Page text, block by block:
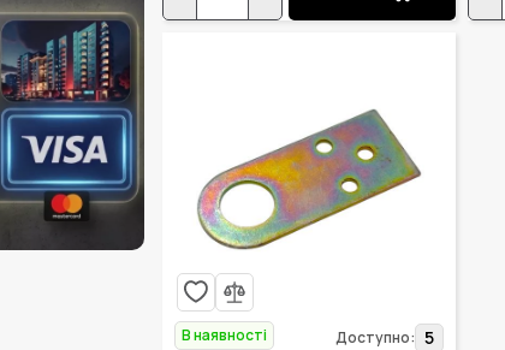
В наявності Доступно: 5